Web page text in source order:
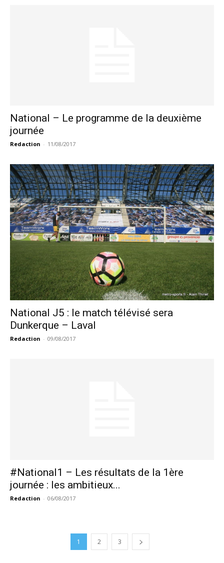
National – Le programme de la deuxième
journée
Redaction - 11/08/2017
National J5 : le match télévisé sera
Dunkerque – Laval
Redaction - 09/08/2017
#National1 – Les résultats de la 1ère
journée : les ambitieux...
Redaction - 06/08/2017
1 2 3